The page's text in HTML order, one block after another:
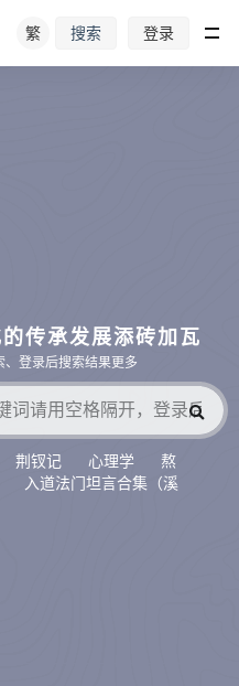
繁 搜索 登录
传承发展添砖加瓦
登录后搜索结果更多
荆钗记 心理学
熬
入道法门坦言合集（溪